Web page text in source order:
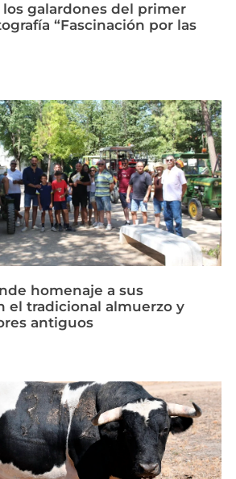
galardones del primer
“Fascinación por las
homenaje a sus
el tradicional almuerzo y
antiguos